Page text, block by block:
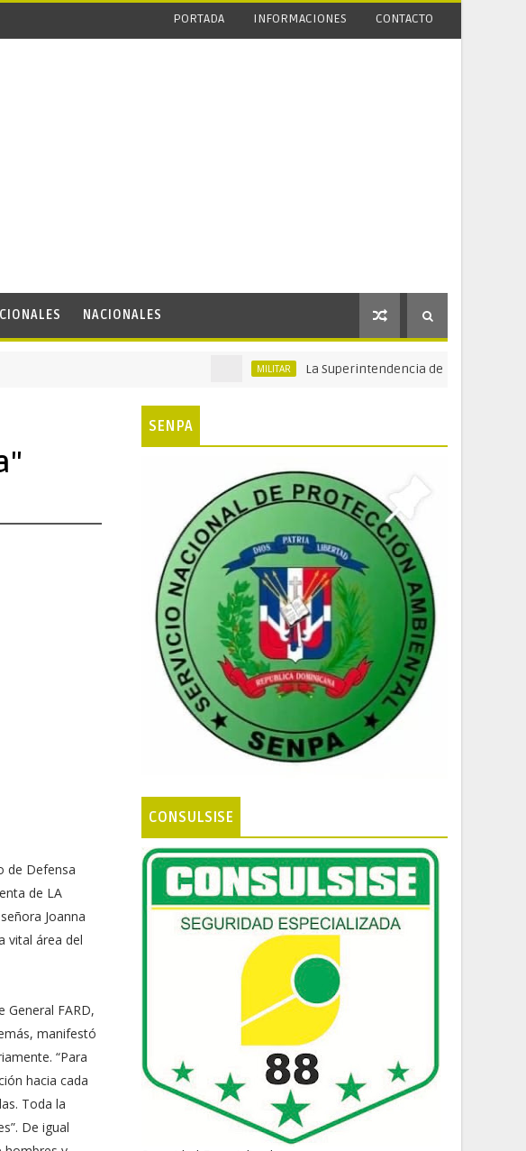
PORTADA INFORMACIONES CONTACTO
NACIONALES
La Superintendencia de Vigilancia y
de Defensa
de LA
Joanna
vital área del
FARD,
manifestó
“Para
hacia cada
Toda la
De igual
SENPA
CONSULSISE